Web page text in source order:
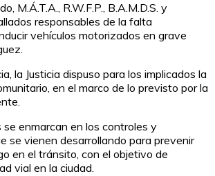
M.Á.T.A., R.W.F.P., B.A.M.D.S. y
responsables de la falta
vehículos motorizados en grave
la Justicia dispuso para los implicados la
en el marco de lo previsto por la
enmarcan en los controles y
se vienen desarrollando para prevenir
en el tránsito, con el objetivo de
vial en la ciudad.